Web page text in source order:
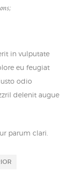
in vulputate
eu feugiat
odio
delenit augue
parum clari.